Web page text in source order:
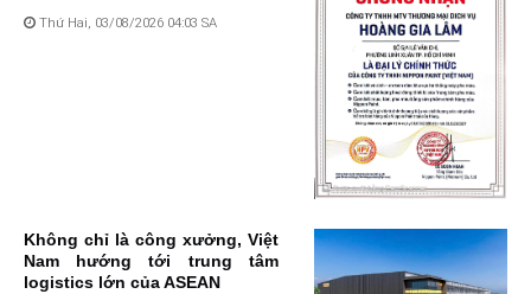
Thứ Hai, 03/08/2026 04:03 SA
Không chỉ là công xưởng, Việt
Nam hướng tới trung tâm
logistics lớn của ASEAN